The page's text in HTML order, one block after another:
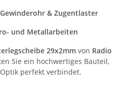
& Zugentlaster
und Metallarbeiten
29x2mm von Radio
Sie ein hochwertiges Bauteil,
perfekt verbindet.